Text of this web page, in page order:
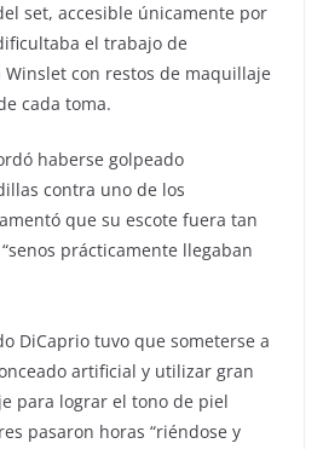
set, accesible únicamente por
el trabajo de
con restos de maquillaje
cada toma.
haberse golpeado
contra uno de los
que su escote fuera tan
prácticamente llegaban
DiCaprio tuvo que someterse a
artificial y utilizar gran
para lograr el tono de piel
pasaron horas “riéndose y